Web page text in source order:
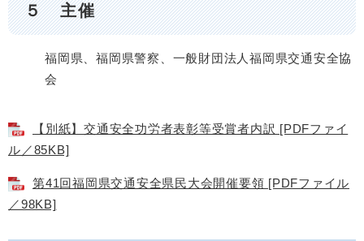
５ 主催
福岡県、福岡県警察、一般財団法人福岡県交通安全協
会
【別紙】交通安全功労者表彰等受賞者内訳 [PDFファイ
ル／85KB]
第41回福岡県交通安全県民大会開催要領 [PDFファイル
／98KB]